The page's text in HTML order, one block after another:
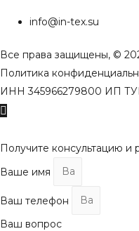
info@in-tex.su
Все права защищены, ©
Политика
ИНН 345966279800 ИП
Получите консультацию и
Ваше имя
Ваш телефон
Ваш вопрос